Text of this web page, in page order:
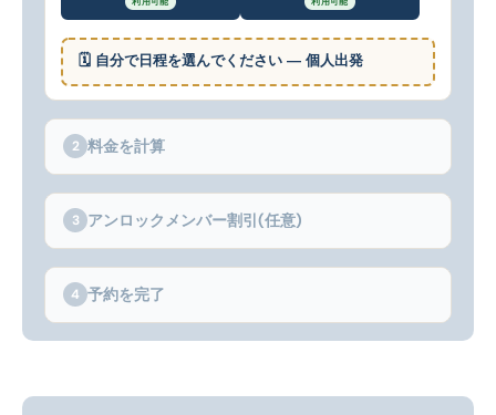
🗓 自分で日程を選んでください — 個人出発
2 料金を計算
3 アンロックメンバー割引(任意)
4 予約を完了